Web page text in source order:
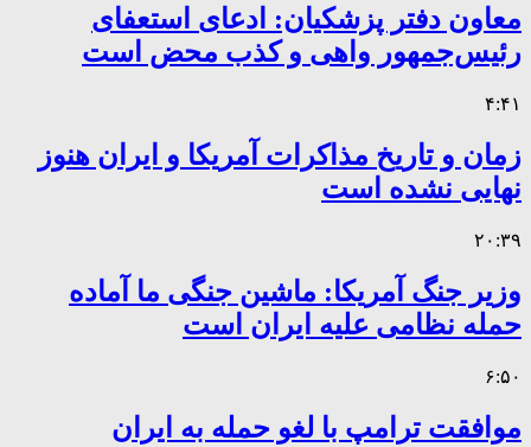
معاون دفتر پزشکیان: ادعای استعفای
رئیس‌جمهور واهی و کذب محض است
۴:۴۱
زمان و تاریخ مذاکرات آمریکا و ایران هنوز
نهایی نشده است
۲۰:۳۹
وزیر جنگ آمریکا: ماشین جنگی ما آماده
حمله نظامی علیه ایران است
۶:۵۰
موافقت ترامپ با لغو حمله به ایران